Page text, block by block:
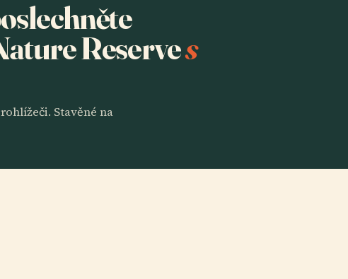
Reserves
Stavěné na